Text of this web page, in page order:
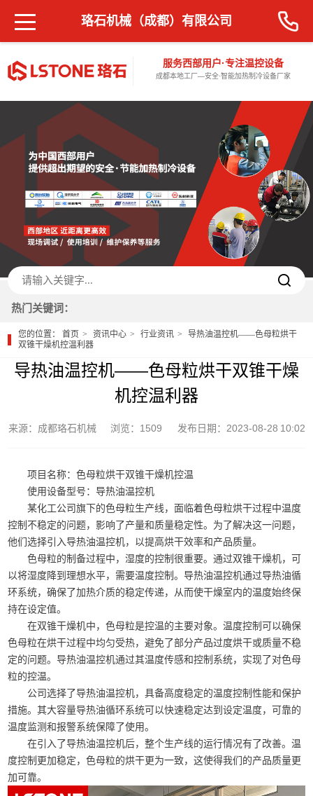
服务西部用户·专注温控设备
成都本地工厂—安全·智能加热制冷设备厂家
珞石机械（成都）有限公司
热门关键词：
您的位置：首页 资讯中心 行业资讯
导热油温控机——色母粒烘干
双锥干燥机控温利器
导热油温控机——色母粒烘干双锥干燥
机控温利器
来源：成都珞石机械 浏览：1509 发布日期：2023-08-28 10:02
项目名称：色母粒烘干双锥干燥机控温
使用设备型号：导热油温控机
某化工公司旗下的色母粒生产线，面临着色母粒烘干过程中温度
控制不稳定的问题，影响了产量和质量稳定性。为了解决这一问题，
他们选择引入导热油温控机，以提高烘干效率和产品质量。
色母粒的制备过程中，湿度的控制很重要。通过双锥干燥机，可
以将湿度降到理想水平，需要温度控制。导热油温控机通过导热油循
环系统，确保了加热介质的稳定传递，从而使干燥室内的温度始终保
持在设定值。
在双锥干燥机中，色母粒是控温的主要对象。温度控制可以确保
色母粒在烘干过程中均匀受热，避免了部分产品过度烘干或质量不稳
定的问题。导热油温控机通过其温度传感和控制系统，实现了对色母
粒的控温。
公司选择了导热油温控机，具备高度稳定的温度控制性能和保护
措施。其大容量导热油循环系统可以快速稳定达到设定温度，可靠的
温度监测和报警系统保障了使用。
在引入了导热油温控机后，整个生产线的运行情况有了改善。温
度控制更加稳定，色母粒的烘干更为一致，这使得我们的产品质量更
加可靠。